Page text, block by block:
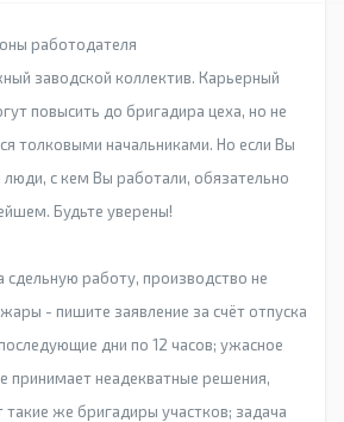
работодателя
заводской коллектив. Карьерный
повысить до бригадира цеха, но не
толковыми начальниками. Но если Вы
с кем Вы работали, обязательно
Будьте уверены!
сдельную работу, производство не
- пишите заявление за счёт отпуска
дни по 12 часов; ужасное
принимает неадекватные решения,
же бригадиры участков; задача